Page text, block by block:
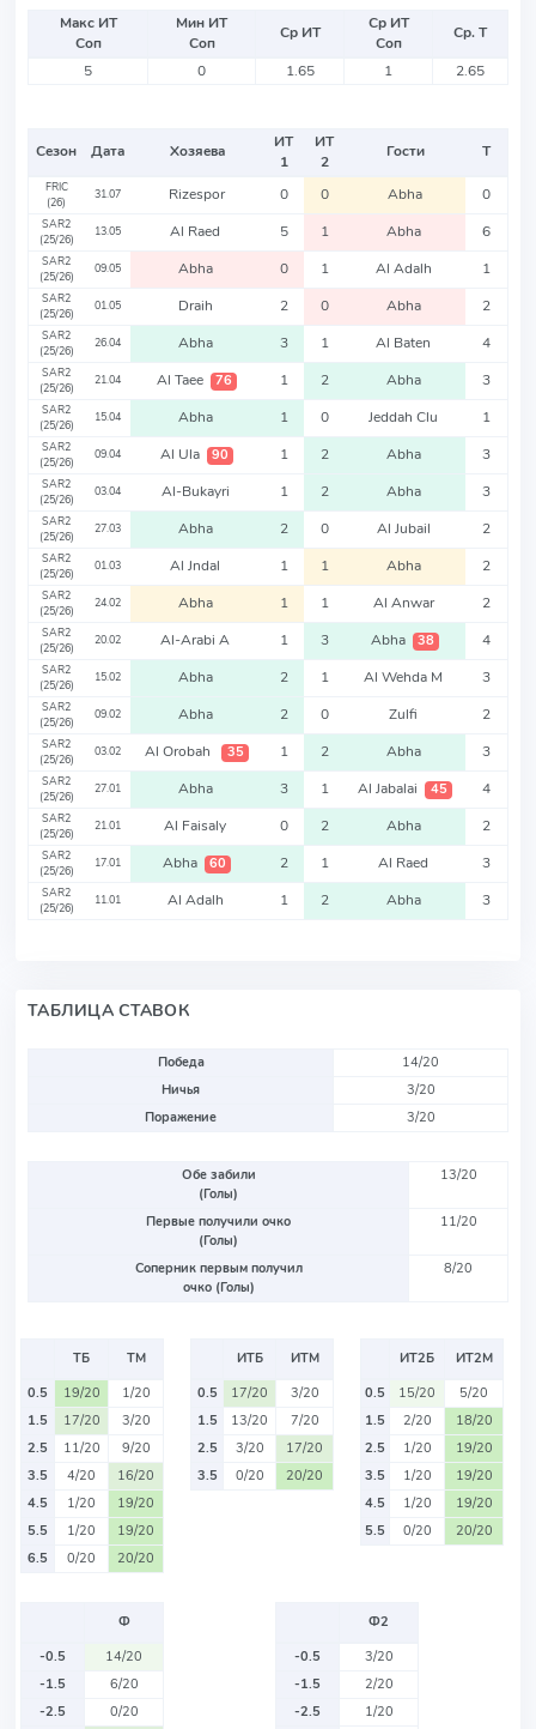
Макс ИТ
Соп
Мин ИТ
Соп
Ср ИТ
Ср ИТ
Соп
Ср. Т
5
0 1.65 1 2.65
Сезон Дата Хозяева
ИТ
1
ИТ
2
Гости Т
FRIC
(26)
31.07 Rizespor 0 0 Abha 0
SAR2
(25/26)
13.05 Al Raed 5 1 Abha 6
SAR2
(25/26)
09.05 Abha 0 1 Al Adalh 1
SAR2
(25/26)
01.05 Draih 2 0 Abha 2
SAR2
(25/26)
26.04 Abha 3 1 Al Baten 4
SAR2
(25/26)
21.04 Al Taee 76 1 2 Abha 3
SAR2
(25/26)
15.04 Abha 1 0 Jeddah Clu 1
SAR2
(25/26)
09.04 Al Ula 90 1 2 Abha 3
SAR2
(25/26)
03.04 Al-Bukayri 1 2 Abha 3
SAR2
(25/26)
27.03 Abha 2 0 Al Jubail 2
SAR2
(25/26)
01.03 Al Jndal 1 1 Abha 2
SAR2
(25/26)
24.02 Abha 1 1 Al Anwar 2
SAR2
(25/26)
20.02 Al-Arabi A 1 3 Abha 38 4
SAR2
(25/26)
15.02 Abha 2 1 Al Wehda M 3
SAR2
(25/26)
09.02 Abha 2 0 Zulfi 2
SAR2
(25/26)
03.02 Al Orobah 35 1 2 Abha 3
SAR2
(25/26)
27.01 Abha 3 1 Al Jabalai 45 4
SAR2
(25/26)
21.01 Al Faisaly 0 2 Abha 2
SAR2
(25/26)
17.01 Abha 60 2 1 Al Raed 3
SAR2
(25/26)
11.01 Al Adalh 1 2 Abha 3
ТАБЛИЦА СТАВОК
Победа
14/20
Ничья
3/20
Поражение
3/20
Обе забили
(Голы)
13/20
Первые получили очко
(Голы)
11/20
Соперник первым получил
очко (Голы)
8/20
ТБ
ТМ
0.5
19/20
1/20
1.5
17/20
3/20
2.5
11/20
9/20
3.5
4/20
16/20
4.5
1/20
19/20
5.5
1/20
19/20
6.5
0/20 20/20
ИТБ
ИТМ
0.5
17/20
3/20
1.5
13/20
7/20
2.5
3/20
17/20
3.5
0/20 20/20
ИТ2Б
ИТ2М
0.5
15/20
5/20
1.5
2/20
18/20
2.5
1/20
19/20
3.5
1/20
19/20
4.5
1/20
19/20
5.5
0/20 20/20
Ф
-0.5
14/20
-1.5
6/20
-2.5
0/20
Ф2
-0.5
3/20
-1.5
2/20
-2.5
1/20